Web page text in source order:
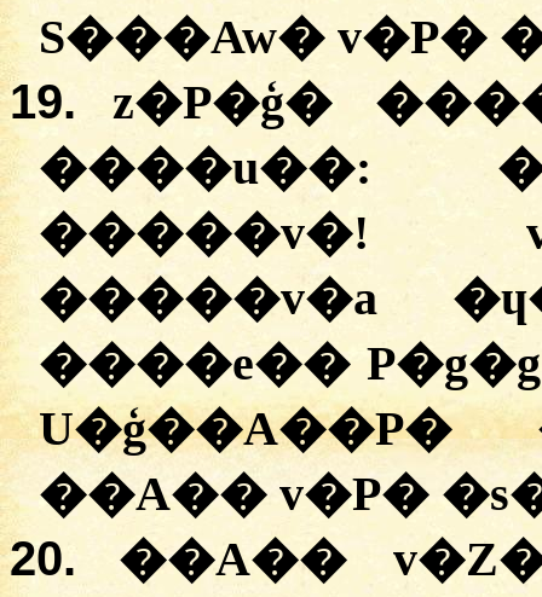
S���Aw�
19.
z�P�ģ�
����u��:
�����v�!
�����v�a
����e��
��A�� v�P�
20.
��A��